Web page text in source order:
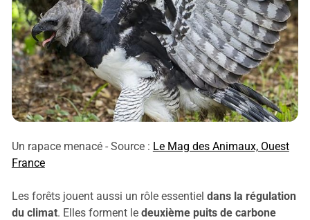
Un rapace menacé - Source : Le Mag des Animaux, Ouest
France
Les forêts jouent aussi un rôle essentiel dans la régulation
du climat. Elles forment le deuxième puits de carbone